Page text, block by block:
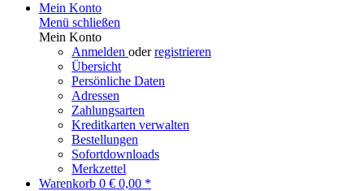
Mein Konto
Menü schließen
Mein Konto
Anmelden oderregistrieren
Übersicht
Persönliche Daten
Adressen
Zahlungsarten
Kreditkarten verwalten
Bestellungen
Sofortdownloads
Merkzettel
Warenkorb 0 € 0,00 *